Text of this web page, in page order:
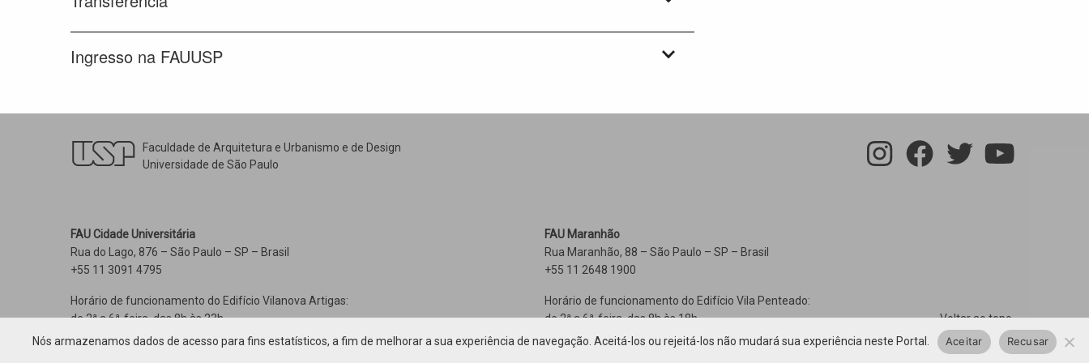
Ingresso na FAUUSP
Faculdade de Arquitetura e Urbanismo e de Design
Universidade de São Paulo
FAU Cidade Universitária
Rua do Lago, 876 – São Paulo – SP – Brasil
+55 11 3091 4795
Horário de funcionamento do Edifício Vilanova Artigas:
de 2ª a 6ª-feira, das 8h às 23h
FAU Maranhão
Rua Maranhão, 88 – São Paulo – SP – Brasil
+55 11 2648 1900
Horário de funcionamento do Edifício Vila Penteado:
de 2ª a 6ª-feira, das 8h às 18h
Voltar ao topo
Nós armazenamos dados de acesso para fins estatísticos, a fim de melhorar a sua experiência de navegação. Aceitá-los ou rejeitá-los não mudará sua experiência neste Portal.
Aceitar Recusar